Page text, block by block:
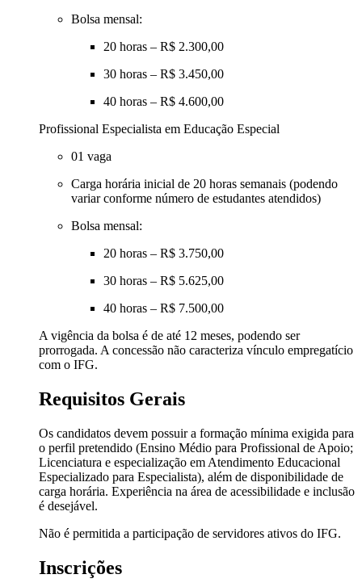
Bolsa mensal:
20 horas – R$ 2.300,00
30 horas – R$ 3.450,00
40 horas – R$ 4.600,00
Profissional Especialista em Educação Especial
01 vaga
Carga horária inicial de 20 horas semanais (podendo
variar conforme número de estudantes atendidos)
Bolsa mensal:
20 horas – R$ 3.750,00
30 horas – R$ 5.625,00
40 horas – R$ 7.500,00
A vigência da bolsa é de até 12 meses, podendo ser
prorrogada. A concessão não caracteriza vínculo empregatício
com o IFG.
Requisitos Gerais
Os candidatos devem possuir a formação mínima exigida para
o perfil pretendido (Ensino Médio para Profissional de Apoio;
Licenciatura e especialização em Atendimento Educacional
Especializado para Especialista), além de disponibilidade de
carga horária. Experiência na área de acessibilidade e inclusão
é desejável.
Não é permitida a participação de servidores ativos do IFG.
Inscrições